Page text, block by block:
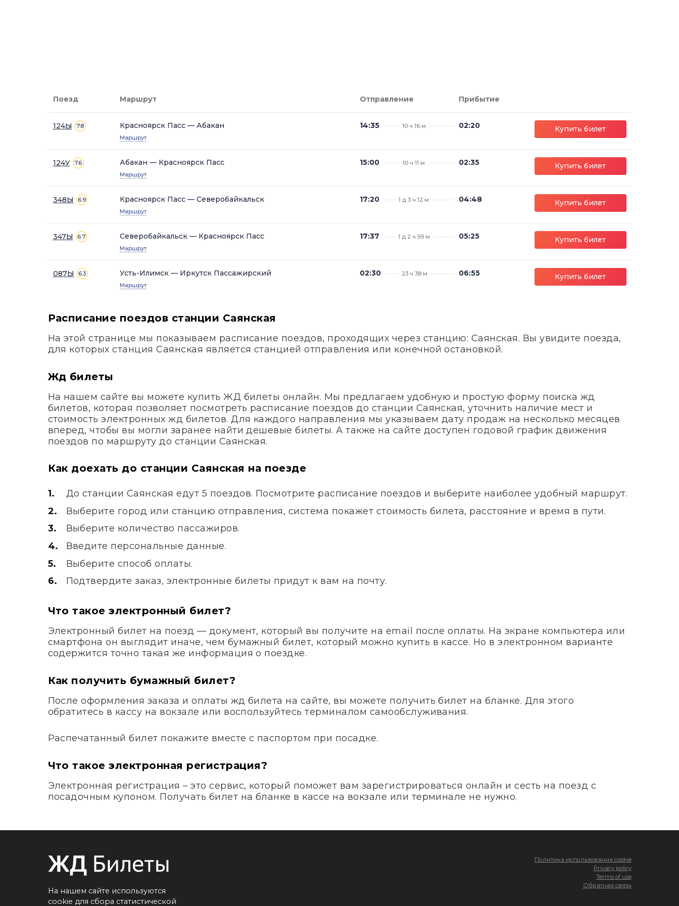
Поезд Маршрут Отправление Прибытие
124Ы 7.8 Красноярск Пасс — Абакан
Маршрут
14:35 10 ч 16 м 02:20 Купить билет
124У 7.6 Абакан — Красноярск Пасс
Маршрут
15:00 10 ч 11 м 02:35 Купить билет
348Ы 6.9 Красноярск Пасс — Северобайкальск
Маршрут
17:20 1 д 3 ч 12 м 04:48 Купить билет
347Ы 6.7 Северобайкальск — Красноярск Пасс
Маршрут
17:37 1 д 2 ч 59 м 05:25 Купить билет
087Ы 6.3 Усть-Илимск — Иркутск Пассажирский
Маршрут
02:30 23 ч 38 м 06:55 Купить билет
Расписание поездов станции Саянская
На этой странице мы показываем расписание поездов, проходящих через станцию: Саянская. Вы увидите поезда,
для которых станция Саянская является станцией отправления или конечной остановкой.
Жд билеты
На нашем сайте вы можете купить ЖД билеты онлайн. Мы предлагаем удобную и простую форму поиска жд
билетов, которая позволяет посмотреть расписание поездов до станции Саянская, уточнить наличие мест и
стоимость электронных жд билетов. Для каждого направления мы указываем дату продаж на несколько месяцев
вперед, чтобы вы могли заранее найти дешевые билеты. А также на сайте доступен годовой график движения
поездов по маршруту до станции Саянская.
Как доехать до станции Саянская на поезде
До станции Саянская едут 5 поездов. Посмотрите расписание поездов и выберите наиболее удобный маршрут.
Выберите город или станцию отправления, система покажет стоимость билета, расстояние и время в пути.
Выберите количество пассажиров.
Введите персональные данные.
Выберите способ оплаты.
Подтвердите заказ, электронные билеты придут к вам на почту.
Что такое электронный билет?
Электронный билет на поезд — документ, который вы получите на email после оплаты. На экране компьютера или
смартфона он выглядит иначе, чем бумажный билет, который можно купить в кассе. Но в электронном варианте
содержится точно такая же информация о поездке.
Как получить бумажный билет?
После оформления заказа и оплаты жд билета на сайте, вы можете получить билет на бланке. Для этого
обратитесь в кассу на вокзале или воспользуйтесь терминалом самообслуживания.
Распечатанный билет покажите вместе с паспортом при посадке.
Что такое электронная регистрация?
Электронная регистрация – это сервис, который поможет вам зарегистрироваться онлайн и сесть на поезд с
посадочным купоном. Получать билет на бланке в кассе на вокзале или терминале не нужно.
На нашем сайте используются
cookie для сбора статистической
Политика использования cookie
Privacy policy
Terms of use
Обратная связь